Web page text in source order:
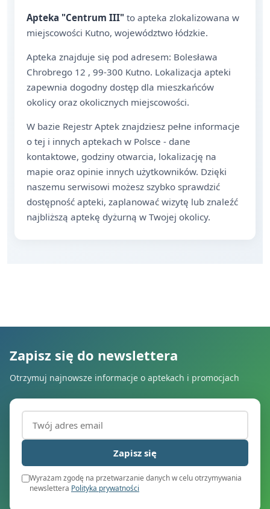
Apteka "Centrum III" to apteka zlokalizowana w
miejscowości Kutno, województwo łódzkie.
Apteka znajduje się pod adresem: Bolesława
Chrobrego 12 , 99-300 Kutno. Lokalizacja apteki
zapewnia dogodny dostęp dla mieszkańców
okolicy oraz okolicznych miejscowości.
W bazie Rejestr Aptek znajdziesz pełne informacje
o tej i innych aptekach w Polsce - dane
kontaktowe, godziny otwarcia, lokalizację na
mapie oraz opinie innych użytkowników. Dzięki
naszemu serwisowi możesz szybko sprawdzić
dostępność apteki, zaplanować wizytę lub znaleźć
najbliższą aptekę dyżurną w Twojej okolicy.
Zapisz się do newslettera
Otrzymuj najnowsze informacje o aptekach i promocjach
Adres email (wymagany)
Zapisz się
Wyrażam zgodę na przetwarzanie danych w celu otrzymywania
newslettera Polityka prywatności